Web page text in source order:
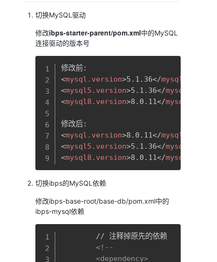
切换MySQL驱动
修改ibps-starter-parent/pom.xml中的MySQL
连接驱动的版本号
<mysql.version>5.1.36</
<mysql5.version>5.1.36</
<mysql8.version>8.0.11</
<mysql.version>8.0.11</
<mysql5.version>5.1.36</
<mysql8.version>8.0.11</
切换ibps的MySQL依赖
修改ibps-base-root/base-db/pom.xml中的
ibps-mysql依赖
        // 注释掉原先的依赖
<!--
        <dependency>
复制